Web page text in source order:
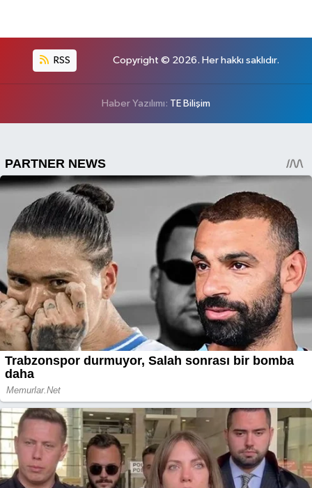
RSS Copyright © 2026. Her hakkı saklıdır.
Haber Yazılımı: TE Bilişim